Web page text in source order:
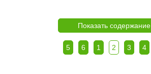
Показать содержание
5 6 1 2 3 4